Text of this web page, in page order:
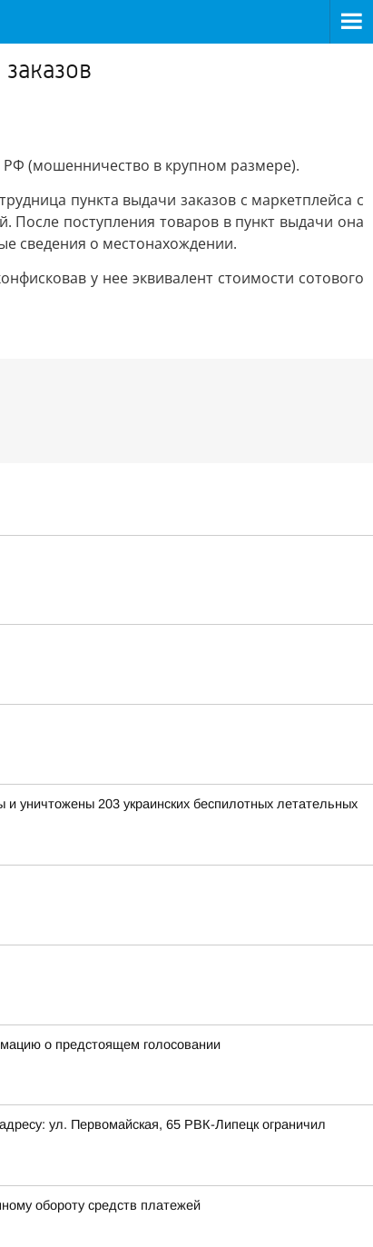
РФ (мошенничество в крупном размере).
пункта выдачи заказов с маркетплейса с
После поступления товаров в пункт выдачи она
сведения о местонахождении.
у нее эквивалент стоимости сотового
уничтожены 203 украинских беспилотных летательных
о предстоящем голосовании
ул. Первомайская, 65 РВК-Липецк ограничил
обороту средств платежей